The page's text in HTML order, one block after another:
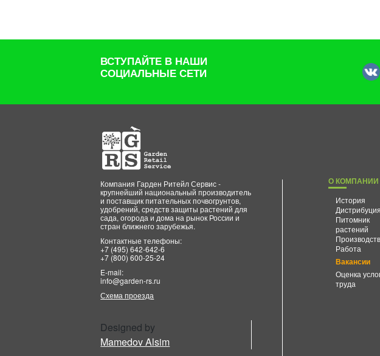
ВСТУПАЙТЕ В НАШИ
СОЦИАЛЬНЫЕ СЕТИ
Компания Гарден Ритейл Сервис -
крупнейший национальный производитель
и поставщик питательных почвогрунтов,
удобрений, средств защиты растений для
сада, огорода и дома на рынок России и
стран ближнего зарубежья.
Контактные телефоны:
+7 (495) 642-642-6
+7 (800) 600-25-24
E-mail:
info@garden-rs.ru
Схема проезда
Designed by
Mamedov Alsim
О КОМПАНИИ
История
Дистрибуция
Питомник
растений
Работа
Вакансии
Оценка
труда